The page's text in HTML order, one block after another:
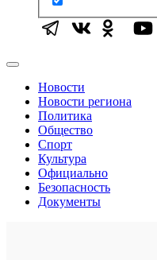
Новости
Новости региона
Политика
Общество
Спорт
Культура
Официально
Безопасность
Документы